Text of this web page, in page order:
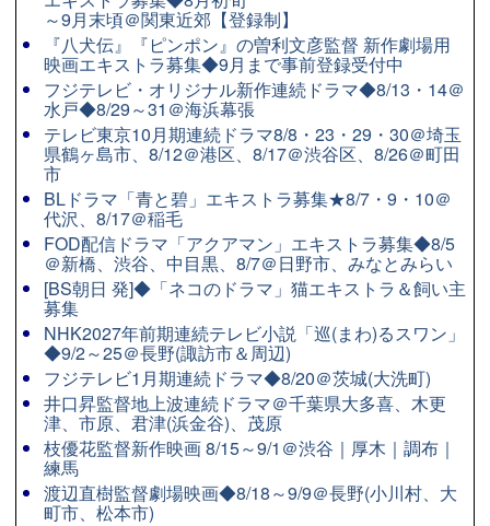
～9月末頃＠関東近郊【登録制】
『八犬伝』『ピンポン』の曽利文彦監督 新作劇場用
映画エキストラ募集◆9月まで事前登録受付中
フジテレビ・オリジナル新作連続ドラマ◆8/13・14＠
水戸◆8/29～31＠海浜幕張
テレビ東京10月期連続ドラマ8/8・23・29・30＠埼玉
県鶴ヶ島市、8/12＠港区、8/17＠渋谷区、8/26＠町田
市
BLドラマ「青と碧」エキストラ募集★8/7・9・10＠
代沢、8/17＠稲毛
FOD配信ドラマ「アクアマン」エキストラ募集◆8/5
＠新橋、渋谷、中目黒、8/7＠日野市、みなとみらい
[BS朝日 発]◆「ネコのドラマ」猫エキストラ＆飼い主
募集
NHK2027年前期連続テレビ小説「巡(まわ)るスワン」
◆9/2～25＠長野(諏訪市＆周辺)
フジテレビ1月期連続ドラマ◆8/20＠茨城(大洗町)
井口昇監督地上波連続ドラマ＠千葉県大多喜、木更
津、市原、君津(浜金谷)、茂原
枝優花監督新作映画 8/15～9/1＠渋谷｜厚木｜調布｜
練馬
渡辺直樹監督劇場映画◆8/18～9/9＠長野(小川村、大
町市、松本市)